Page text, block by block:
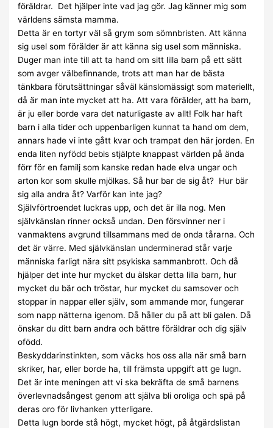
föräldrar. Det hjälper inte vad jag gör. Jag känner mig som
världens sämsta mamma.
Detta är en tortyr väl så grym som sömnbristen. Att känna
sig usel som förälder är att känna sig usel som människa.
Duger man inte till att ta hand om sitt lilla barn på ett sätt
som avger välbefinnande, trots att man har de bästa
tänkbara förutsättningar såväl känslomässigt som materiellt,
då är man inte mycket att ha. Att vara förälder, att ha barn,
är ju eller borde vara det naturligaste av allt! Folk har haft
barn i alla tider och uppenbarligen kunnat ta hand om dem,
annars hade vi inte gått kvar och trampat den här jorden. En
enda liten nyfödd bebis stjälpte knappast världen på ända
förr för en familj som kanske redan hade elva ungar och
arton kor som skulle mjölkas. Så hur bar de sig åt? Hur bär
sig alla andra åt? Varför kan inte jag?
Självförtroendet luckras upp, och det är illa nog. Men
självkänslan rinner också undan. Den försvinner ner i
vanmaktens avgrund tillsammans med de onda tårarna. Och
det är värre. Med självkänslan underminerad står varje
människa farligt nära sitt psykiska sammanbrott. Och då
hjälper det inte hur mycket du älskar detta lilla barn, hur
mycket du bär och tröstar, hur mycket du samsover och
stoppar in nappar eller själv, som ammande mor, fungerar
som napp nätterna igenom. Då håller du på att bli galen. Då
önskar du ditt barn andra och bättre föräldrar och dig själv
ofödd.
Beskyddarinstinkten, som väcks hos oss alla när små barn
skriker, har, eller borde ha, till främsta uppgift att ge lugn.
Det är inte meningen att vi ska bekräfta de små barnens
överlevnadsångest genom att själva bli oroliga och spä på
deras oro för livhanken ytterligare.
Detta lugn borde stå högt, mycket högt, på åtgärdslistan